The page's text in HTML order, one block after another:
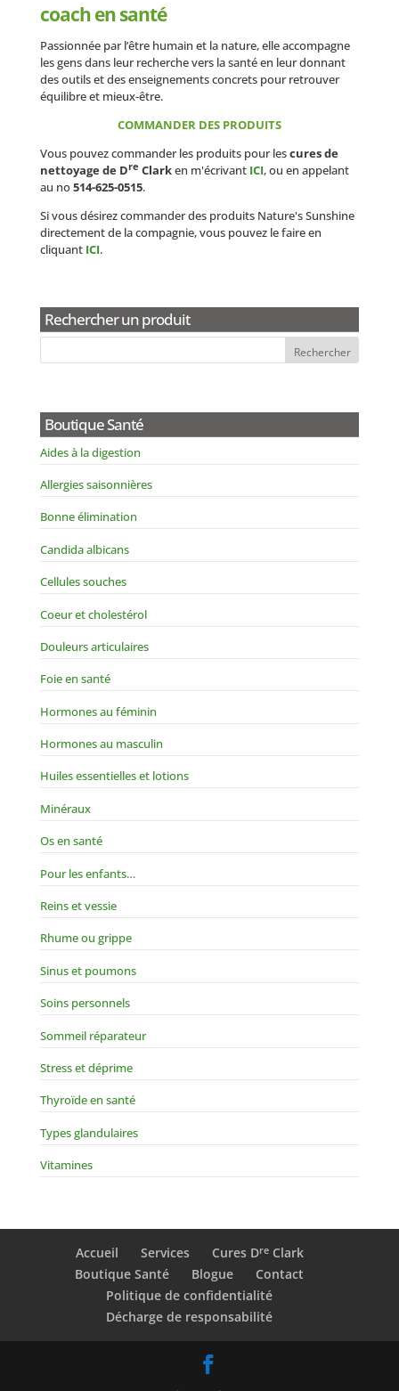
coach en santé
Passionnée par l’être humain et la nature, elle accompagne
les gens dans leur recherche vers la santé en leur donnant
des outils et des enseignements concrets pour retrouver
équilibre et mieux-être.
COMMANDER DES PRODUITS
Vous pouvez commander les produits pour lescures de
nettoyage de Dre Clarken m'écrivant ICI, ou en appelant
au no514-625-0515.
Si vous désirez commander des produits Nature's Sunshine
directement de la compagnie, vous pouvez le faire en
cliquant ICI.
Rechercher un produit
Boutique Santé
Aides à la digestion
Allergies saisonnières
Bonne élimination
Candida albicans
Cellules souches
Coeur et cholestérol
Douleurs articulaires
Foie en santé
Hormones au féminin
Hormones au masculin
Huiles essentielles et lotions
Minéraux
Os en santé
Pour les enfants…
Reins et vessie
Rhume ou grippe
Sinus et poumons
Soins personnels
Sommeil réparateur
Stress et déprime
Thyroïde en santé
Types glandulaires
Vitamines
Accueil Services Cures DreClark
Boutique Santé
Blogue
Contact
Politique de confidentialité
Décharge de responsabilité